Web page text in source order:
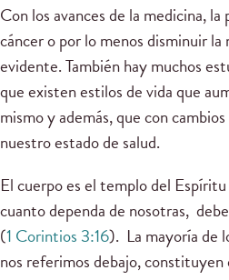
Con los avances de la medicina,
cáncer o por lo menos disminuir
evidente. También hay muchos
que existen estilos de vida que
mismo y además, que con
nuestro estado de salud.
El cuerpo es el templo del
cuanto dependa de nosotras,
(1 Corintios 3:16). La mayoría de
nos referimos debajo,